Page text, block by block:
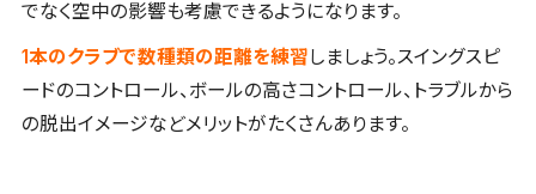
でなく空中の影響も考慮できるようになります。
1本のクラブで数種類の距離を練習しましょう。スイングスピ
ードのコントロール、ボールの高さコントロール、トラブルから
の脱出イメージなどメリットがたくさんあります。